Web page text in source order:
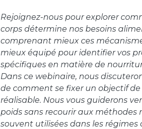
Rejoignez-nous pour explorer
corps détermine nos besoins
comprenant mieux ces
mieux équipé pour identifier vos
spécifiques en matière de
Dans ce webinaire, nous
de comment se fixer un objectif
réalisable. Nous vous guiderons
poids sans recourir aux méthodes
souvent utilisées dans les régimes